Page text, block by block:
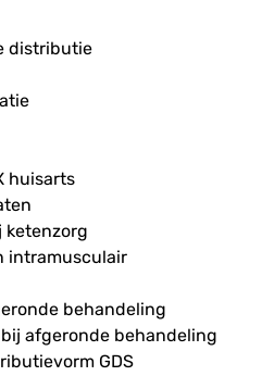
distributie
huisarts
ketenzorg
intramusculair
behandeling
afgeronde behandeling
GDS